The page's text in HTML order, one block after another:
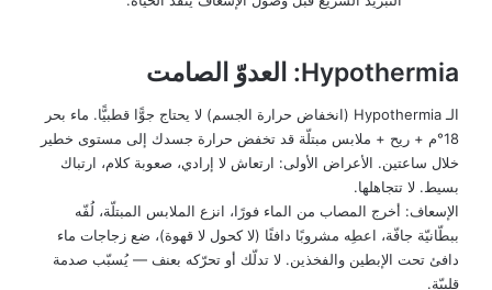
Hypothermia: العدوّ الصامت
الـ Hypothermia (انخفاض حرارة الجسم) لا يحتاج جوًّا قطبيًّا. ماء بحر
18°م + ريح + ملابس مبتلّة قد تخفض حرارة جسدك إلى مستوى خطير
خلال ساعتين. الأعراض الأولى: ارتعاش لا إرادي، صعوبة كلام، ارتباك
بسيط. لا تتجاهلها.
الإسعاف: أخرج المصاب من الماء فورًا، انزع الملابس المبتلّة، لُفّه
ببطّانيّة جافّة، اعطِه مشروبًا دافئًا (لا كحول لا قهوة)، ضع زجاجات ماء
دافئ تحت الإبطين والفخذين. لا تدلّك أو تحرّكه بعنف — يُسبّب صدمة
قلبيّة.